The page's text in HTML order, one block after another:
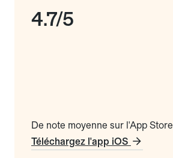
4.7/5
De note moyenne sur l'App Store
Téléchargez l'app iOS